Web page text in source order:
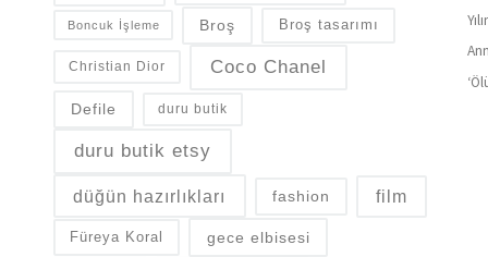
Boncuk İşleme Broş Broş tasarımı
Christian Dior Coco Chanel
Defile duru butik
duru butik etsy
düğün hazırlıkları fashion film
Füreya Koral gece elbisesi